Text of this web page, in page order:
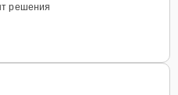
решения